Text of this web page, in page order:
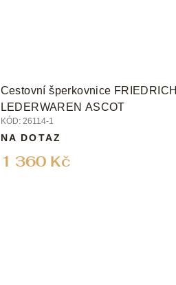
Cestovní šperkovnice FRIEDRICH
LEDERWAREN ASCOT
KÓD: 26114-1
1 360 Kč
NA DOTAZ